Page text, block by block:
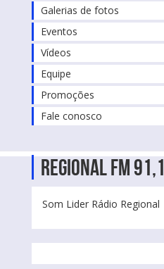
Galerias de fotos
Eventos
Vídeos
Equipe
Promoções
Fale conosco
Regional FM 91,1
Som Lider Rádio Regional